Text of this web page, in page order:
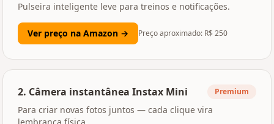
Pulseira inteligente leve para treinos e notificações.
Ver preço na Amazon → Preço aproximado: R$ 250
2. Câmera instantânea Instax Mini Premium
Para criar novas fotos juntos — cada clique vira